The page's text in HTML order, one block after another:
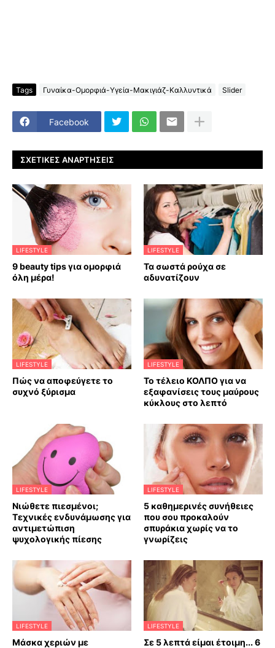
Tags Γυναίκα-Ομορφιά-Υγεία-Μακιγιάζ-Καλλυντικά Slider
Facebook
ΣΧΕΤΙΚΈΣ ΑΝΑΡΤΉΣΕΙΣ
LIFESTYLE
9 beauty tips για ομορφιά
όλη μέρα!
LIFESTYLE
Τα σωστά ρούχα σε
αδυνατίζουν
LIFESTYLE
Πώς να αποφεύγετε το
συχνό ξύρισμα
LIFESTYLE
Το τέλειο ΚΟΛΠΟ για να
εξαφανίσεις τους μαύρους
κύκλους στο λεπτό
LIFESTYLE
Νιώθετε πιεσμένοι;
Τεχνικές ενδυνάμωσης για
αντιμετώπιση
ψυχολογικής πίεσης
LIFESTYLE
5 καθημερινές συνήθειες
που σου προκαλούν
σπυράκια χωρίς να το
γνωρίζεις
LIFESTYLE
Mάσκα χεριών με
LIFESTYLE
Σε 5 λεπτά είμαι έτοιμη... 6